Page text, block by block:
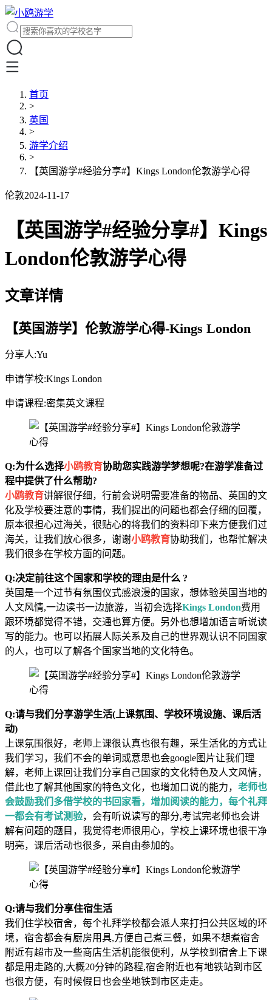
首页
>
英国
>
游学介绍
>
【英国游学#经验分享#】Kings London伦敦游学心得
伦敦2024-11-17
【英国游学#经验分享#】Kings
London伦敦游学心得
文章详情
【英国游学】伦敦游学心得-Kings London
分享人:Yu
申请学校:Kings London
申请课程:密集英文课程
Q:为什么选择小鸥教育协助您实践游学梦想呢?在游学准备过
程中提供了什么帮助?
小鸥教育讲解很仔细，行前会说明需要准备的物品、英国的文
化及学校要注意的事情，我们提出的问题也都会仔细的回覆，
原本很担心过海关，很贴心的将我们的资料印下来方便我们过
海关，让我们放心很多，谢谢小鸥教育协助我们，也帮忙解决
我们很多在学校方面的问题。
Q:决定前往这个国家和学校的理由是什么 ?
英国是一个过节有氛围仪式感浪漫的国家，想体验英国当地的
人文风情,一边读书一边旅游，当初会选择Kings London费用
跟环境都觉得不错，交通也算方便。另外也想增加语言听说读
写的能力。也可以拓展人际关系及自己的世界观认识不同国家
的人，也可以了解各个国家当地的文化特色。
Q:请与我们分享游学生活(上课氛围、学校环境设施、课后活
动)
上课氛围很好，老师上课很认真也很有趣，采生活化的方式让
我们学习，我们不会的单词或意思也会google图片让我们理
解，老师上课回让我们分享自己国家的文化特色及人文风情，
借此也了解其他国家的特色文化，也增加口说的能力， 老师也
会鼓励我们多借学校的书回家看，增加阅读的能力，每个礼拜
一都会有考试测验，会有听说读写的部分,考试完老师也会讲
解有问题的题目，我觉得老师很用心，学校上课环境也很干净
明亮，课后活动也很多，采自由参加的。
Q:请与我们分享住宿生活
我们住学校宿舍，每个礼拜学校都会派人来打扫公共区域的环
境，宿舍都会有厨房用具,方便自己煮三餐，如果不想煮宿舍
附近有超市及一些商店生活机能很便利，从学校到宿舍上下课
都是用走路的,大概20分钟的路程,宿舍附近也有地铁站到市区
也很方便，有时候假日也会坐地铁到市区走走。